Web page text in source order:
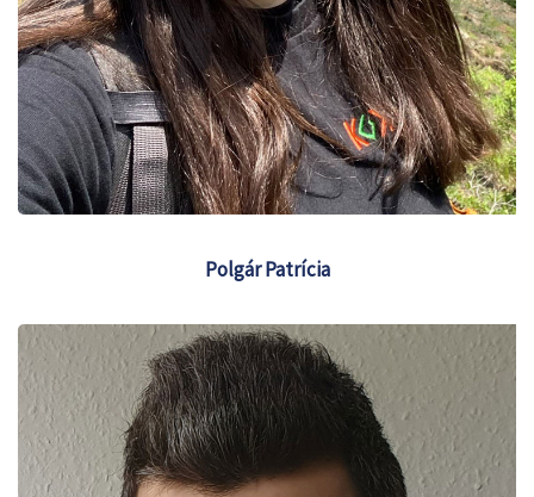
Polgár Patrícia